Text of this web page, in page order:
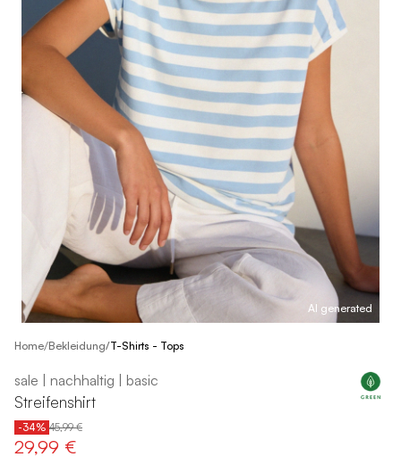
AI generated
Home/Bekleidung/T-Shirts - Tops
sale | nachhaltig | basic
Streifenshirt
-34% 45,99 €
29,99 €